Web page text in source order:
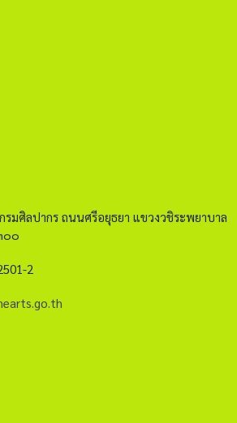
มศิลปากร ถนนศรีอยุธยา แขวงวชิระพยาบาล
๐๐
2